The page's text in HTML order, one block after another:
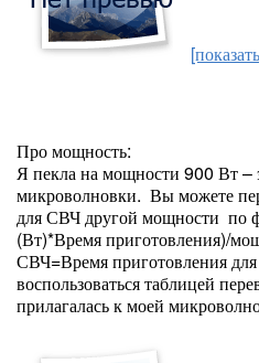
Про мощность:
Я пекла на мощности 900 Вт –
микроволновки. Вы можете
для СВЧ другой мощности по
(Вт)*Время приготовления)/
СВЧ=Время приготовления
воспользоваться таблицей
прилагалась к моей